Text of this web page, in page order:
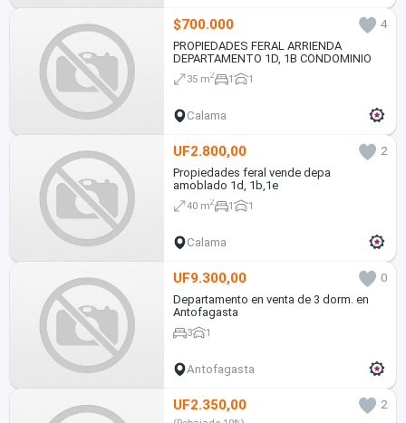
$700.000
4
PROPIEDADES FERAL ARRIENDA
DEPARTAMENTO 1D, 1B CONDOMINIO
35 m2 1 1
Calama
UF2.800,00
2
Propiedades feral vende depa
amoblado 1d, 1b,1e
40 m2 1 1
Calama
UF9.300,00
0
Departamento en venta de 3 dorm. en
Antofagasta
3 1
Antofagasta
UF2.350,00 2